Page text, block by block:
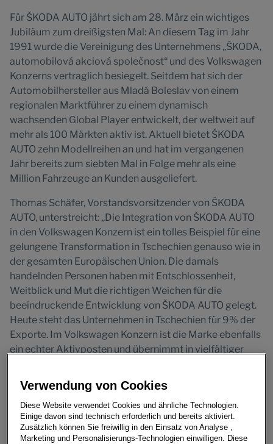
Für ŠKODA AUTO jährt sich am 28. März ein wichtiges
Jubiläum zum dreißigsten Mal: An diesem Tag im Jahr
1991 wurde die Vereinigung des Unternehmens „ŠKODA,
automobilová akciová společnost“ und des Volkswagen
Konzerns vertraglich besiegelt. Seitdem hat sich der
Automobilhersteller aus Mladá Boleslav von einem
regionalen Marktführer zu einem dynamisch
wachsenden Global Player entwickelt, der weltweit auf
mehr als 100 Märkten aktiv ist. Aktuell bietet ŠKODA
AUTO zehn Modellreihen an und hat im vergangenen
Jahr bereits zum siebten Mal in Folge mehr als eine
Million Fahrzeuge an Kunden ausgeliefert.
Thomas Schäfer, Vorstandsvorsitzender von ŠKODA
AUTO, unterstreicht: „Die Integration von ŠKODA AUTO
in den Volkswagen Konzern ist ein tolles Beispiel für eine
gelungene Transformation in Tschechien genauso wie in
der gesamten Europäischen Union. Die damals
handelnden Personen haben mit Entschlossenheit,
Weitblick und Mut die richtigen Weichen für die
beeindruckende Entwicklung von ŠKODA AUTO gelegt.
Heute steht das Unternehmen in Tschechien für 9% der
Exporte. Im Volkswagen Konzern ist die Marke ebenfalls
ein echter Aktivposten und übernimmt in vielfältiger
Indien, Russland und Nordafrika genauso wie für die
Entwicklung der kommenden ŠKODA SUPERB und
Volkswagen Passat Generation. Mit unserem
Zukunftsprogramm NEXT LEVEL ŠKODA gehen wir jetzt
die nächsten Schritte, um das Unternehmen erfolgreich
Verwendung von Cookies
Diese Website verwendet Cookies und ähnliche Technologien.
Einige davon sind technisch erforderlich und bereits aktiviert.
Zusätzlich können Sie freiwillig in den Einsatz von Analyse ,
Marketing und Personalisierungs-Technologien einwilligen. Diese